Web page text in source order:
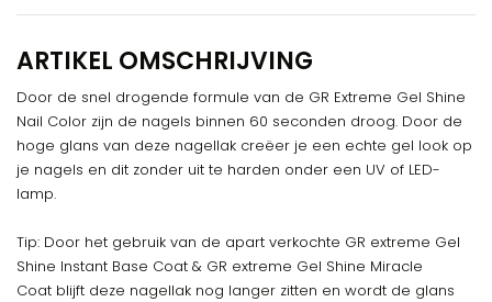
ARTIKEL OMSCHRIJVING
Door de snel drogende formule van de GR Extreme Gel Shine
Nail Color zijn de nagels binnen 60 seconden droog. Door de
hoge glans van deze nagellak creëer je een echte gel look op
je nagels en dit zonder uit te harden onder een UV of LED-
lamp.
Tip: Door het gebruik van de apart verkochte GR extreme Gel
Shine Instant Base Coat & GR extreme Gel Shine Miracle
Coat blijft deze nagellak nog langer zitten en wordt de glans